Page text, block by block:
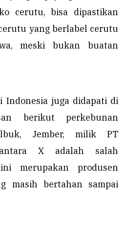
cerutu, bisa dipastikan
yang berlabel cerutu
meski bukan buatan
Indonesia juga didapati di
berikut perkebunan
Jember, milik PT
X adalah salah
merupakan produsen
masih bertahan sampai